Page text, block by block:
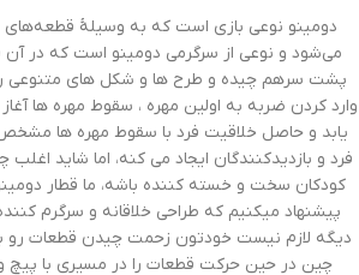
دومینو نوعی بازی است که به وسیلهٔ قطعه‌های
می‌شود و نوعی از سرگرمی دومینو است که در آن
پشت سرهم چیده و طرح ها و شکل های متنوعی
وارد کردن ضربه به اولین مهره ، سقوط مهره ها
یابد و حاصل خلاقیت فرد با سقوط مهره ها
فرد و بازدیدکنندگان ایجاد می کنه، اما شاید
کودکان سخت و خسته کننده باشه، ما قطار
پیشنهاد میکنیم که طراحی خلاقانه و سرگرم
دیگه لازم نیست خودتون زحمت چیدن قطعات رو
چین در حین حرکت قطعات را در مسیری با